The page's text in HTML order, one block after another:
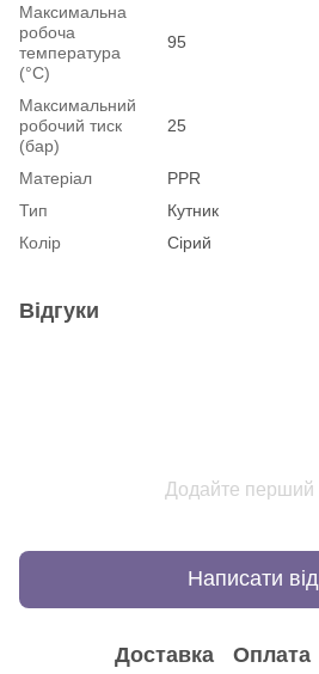
Максимальна
робоча
температура
(°С)
95
Максимальний
робочий тиск
(бар)
25
Матеріал
PPR
Тип
Кутник
Колір
Сірий
Відгуки
Додайте перший
Написати
Доставка Оплата